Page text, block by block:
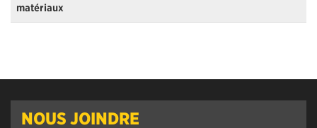
matériaux
NOUS JOINDRE